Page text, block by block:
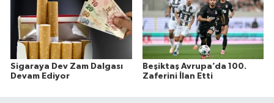
Sigaraya Dev Zam Dalgası
Devam Ediyor
Beşiktaş Avrupa’da 100.
Zaferini İlan Etti